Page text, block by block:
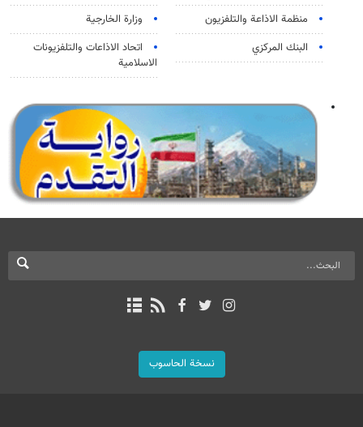
منظمة الاذاعة والتلفزیون
وزارة الخارجية
البنك المركزي
اتحاد الاذاعات والتلفزيونات
الاسلامية
نسخة الحاسوب